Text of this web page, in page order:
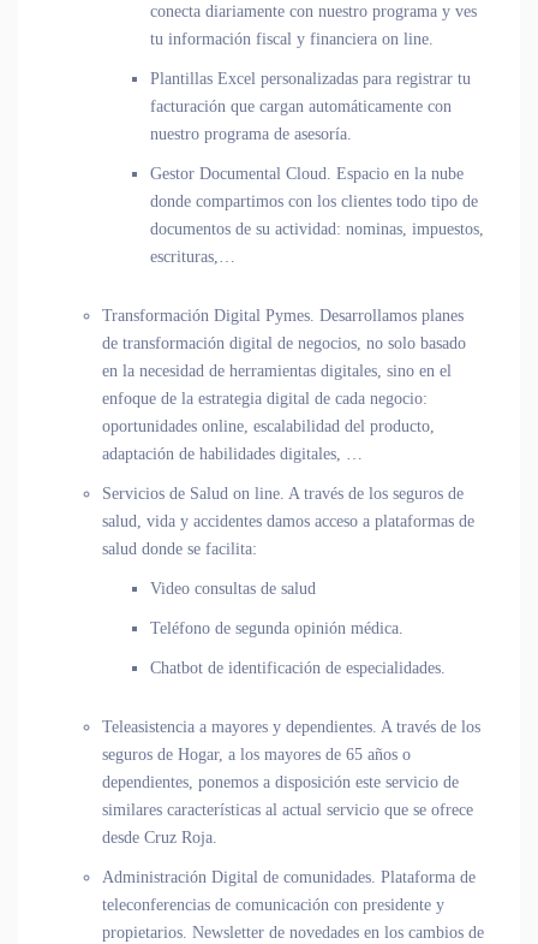
conecta diariamente con nuestro programa y ves
tu información fiscal y financiera on line.
Plantillas Excel personalizadas para registrar tu
facturación que cargan automáticamente con
nuestro programa de asesoría.
Gestor Documental Cloud. Espacio en la nube
donde compartimos con los clientes todo tipo de
documentos de su actividad: nominas, impuestos,
escrituras,…
Transformación Digital Pymes . Desarrollamos planes
de transformación digital de negocios, no solo basado
en la necesidad de herramientas digitales, sino en el
enfoque de la estrategia digital de cada negocio:
oportunidades online, escalabilidad del producto,
adaptación de habilidades digitales, …
Servicios de Salud on line. A través de los seguros de
salud, vida y accidentes damos acceso a plataformas de
salud donde se facilita:
Video consultas de salud
Teléfono de segunda opinión médica.
Chatbot de identificación de especialidades.
Teleasistencia a mayores y dependientes. A través de los
seguros de Hogar, a los mayores de 65 años o
dependientes, ponemos a disposición este servicio de
similares características al actual servicio que se ofrece
desde Cruz Roja.
Administración Digital de comunidades . Plataforma de
teleconferencias de comunicación con presidente y
propietarios. Newsletter de novedades en los cambios de